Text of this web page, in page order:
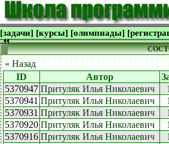
[задачи] [курсы] [олимпиады]
« Назад
ID Автор
5370947 Притуляк Илья Николаевич
5370941 Притуляк Илья Николаевич
5370931 Притуляк Илья Николаевич
5370920 Притуляк Илья Николаевич
5370916 Притуляк Илья Николаевич